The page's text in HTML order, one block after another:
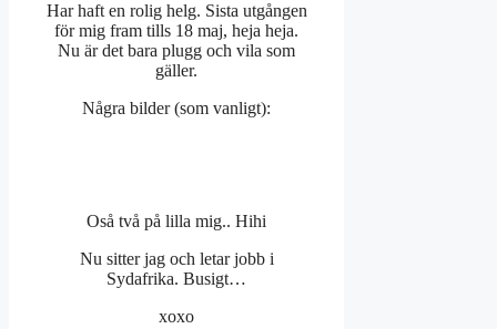
Har haft en rolig helg. Sista utgången
för mig fram tills 18 maj, heja heja.
Nu är det bara plugg och vila som
gäller.
Några bilder (som vanligt):
Oså två på lilla mig.. Hihi
Nu sitter jag och letar jobb i
Sydafrika. Busigt…
xoxo